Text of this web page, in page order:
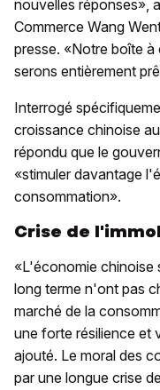
nouvelles réponses»,
Commerce Wang
presse. «Notre boîte à
serons entièrement
Interrogé
croissance chinoise
répondu que le
«stimuler davantage
consommation».
Crise de
«L'économie chinoise
long terme n'ont pas
marché de la
une forte résilience et
ajouté. Le moral des
par une longue crise